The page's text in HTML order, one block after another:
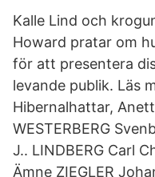
Kalle Lind och
Howard pratar om
för att presentera
levande publik. Läs
Hibernalhattar,
WESTERBERG
J.. LINDBERG Carl
Ämne ZIEGLER